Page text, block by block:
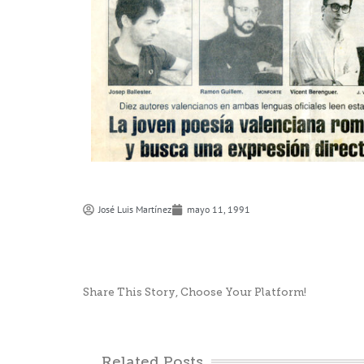
José Luis Martí­nez mayo 11, 1991
Share This Story, Choose Your Platform!